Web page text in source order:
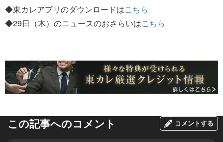
◆東カレアプリのダウンロードはこちら
◆29日（木）のニュースのおさらいはこちら
この記事へのコメント コメントする